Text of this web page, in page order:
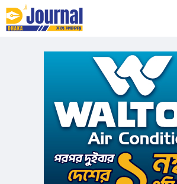
Skip to main content